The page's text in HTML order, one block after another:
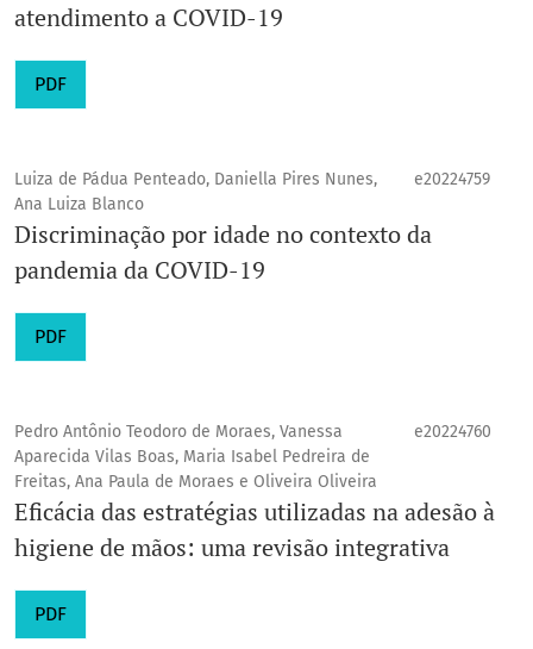
atendimento a COVID-19
PDF
Luiza de Pádua Penteado, Daniella Pires Nunes,
Ana Luiza Blanco
e20224759
Discriminação por idade no contexto da
pandemia da COVID-19
PDF
Pedro Antônio Teodoro de Moraes, Vanessa
Aparecida Vilas Boas, Maria Isabel Pedreira de
Freitas, Ana Paula de Moraes e Oliveira Oliveira
e20224760
Eficácia das estratégias utilizadas na adesão à
higiene de mãos: uma revisão integrativa
PDF